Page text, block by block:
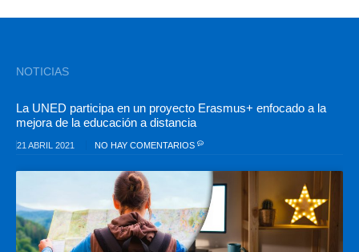
NOTICIAS
La UNED participa en un proyecto Erasmus+ enfocado a la
mejora de la educación a distancia
21 ABRIL 2021 NO HAY COMENTARIOS